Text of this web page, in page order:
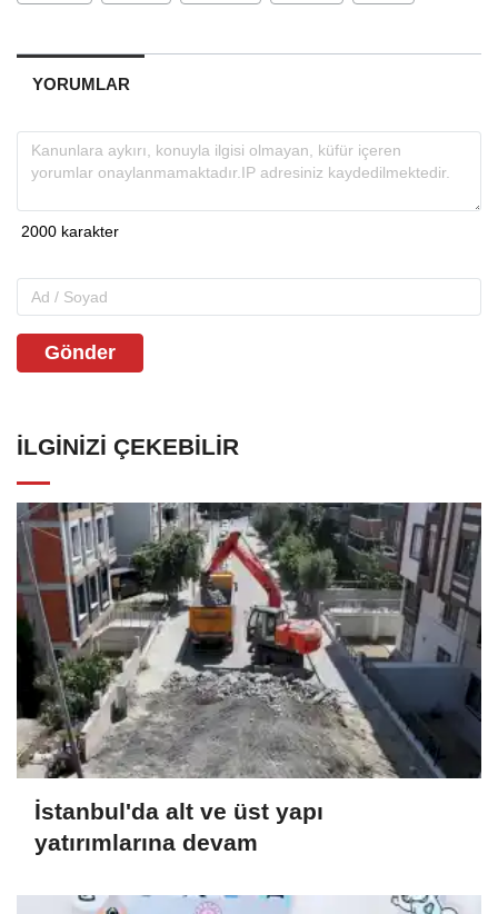
YORUMLAR
Gönder
İLGINIZI ÇEKEBILIR
İstanbul'da alt ve üst yapı
yatırımlarına devam